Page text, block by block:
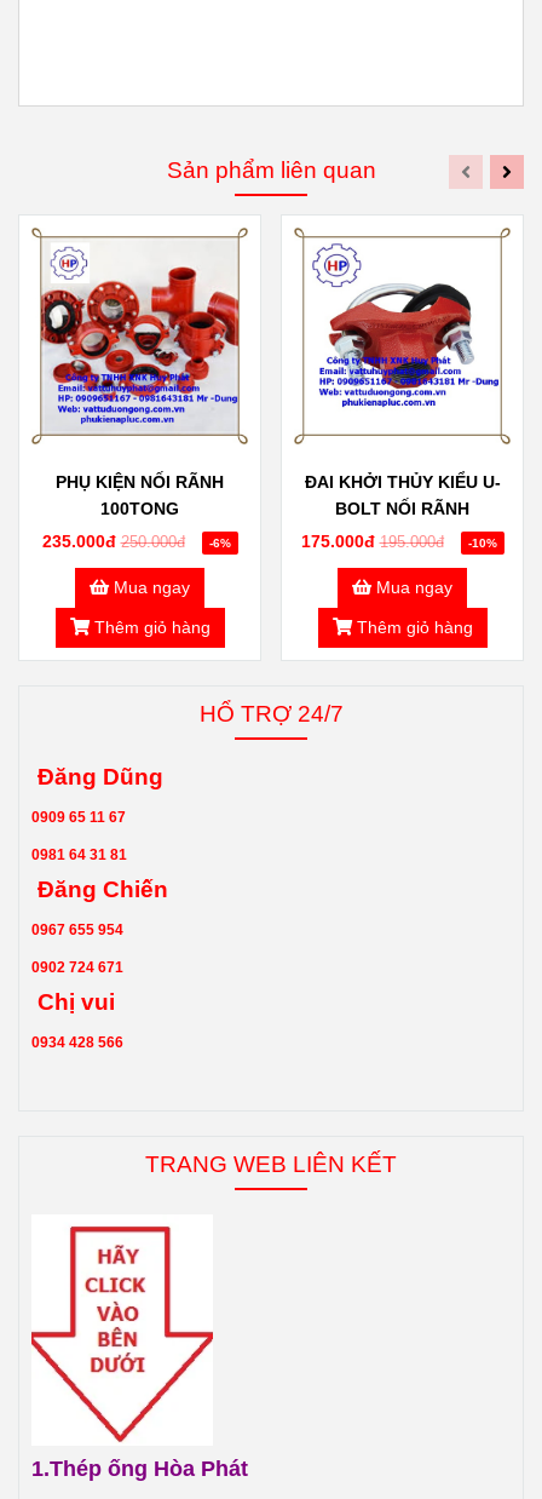
Sản phẩm liên quan
PHỤ KIỆN NỐI RÃNH
100TONG
235.000đ 250.000đ -6%
Mua ngay
Thêm giỏ hàng
ĐAI KHỞI THỦY KIỂU U-
BOLT NỐI RÃNH
175.000đ 195.000đ -10%
Mua ngay
Thêm giỏ hàng
HỔ TRỢ 24/7
Đăng Dũng
0909 65 11 67
0981 64 31 81
Đăng Chiến
0967 655 954
0902 724 671
Chị vui
0934 428 566
TRANG WEB LIÊN KẾT
1.Thép ống Hòa Phát